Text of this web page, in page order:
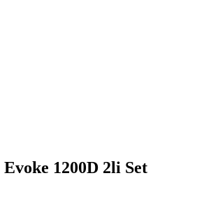
1200D 2li Set